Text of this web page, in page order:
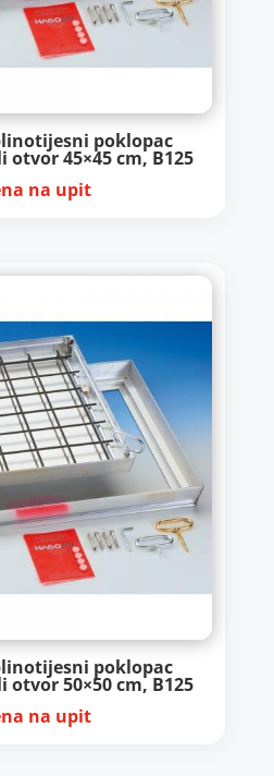
poklopac
45×45 cm, B125
na upit
poklopac
50×50 cm, B125
na upit